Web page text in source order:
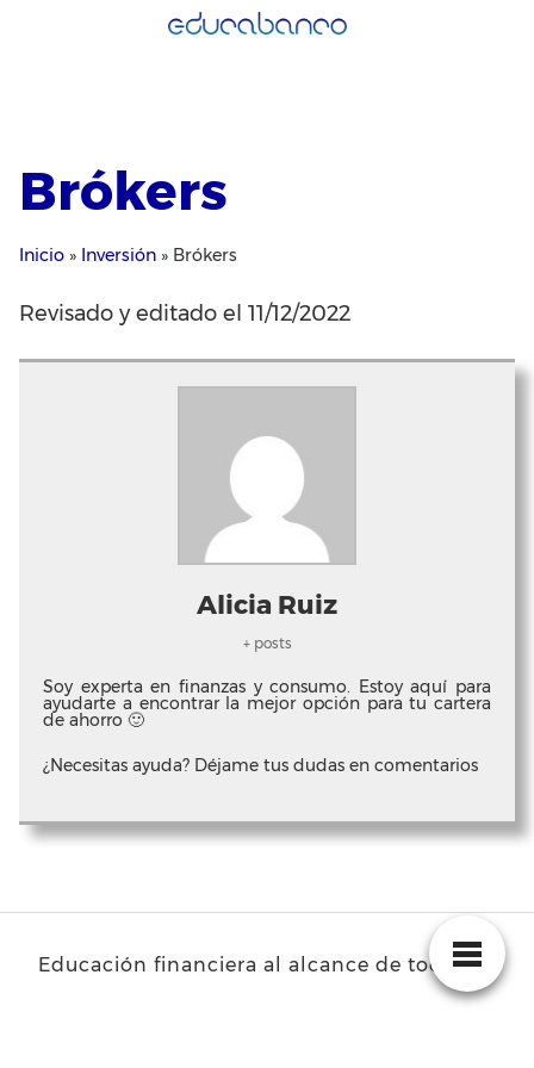
Brókers
Inicio » Inversión » Brókers
Revisado y editado el 11/12/2022
Alicia Ruiz
+ posts
Soy experta en finanzas y consumo. Estoy aquí para
ayudarte a encontrar la mejor opción para tu cartera
de ahorro 🙂
¿Necesitas ayuda? Déjame tus dudas en comentarios
Educación financiera al alcance de todos